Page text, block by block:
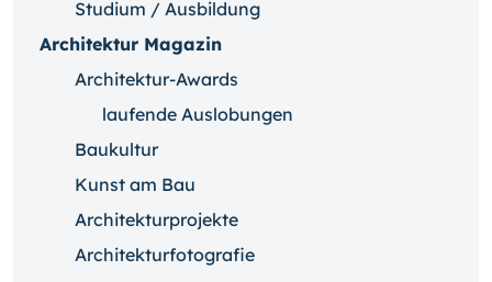
Studium / Ausbildung
Architektur Magazin
Architektur-Awards
laufende Auslobungen
Baukultur
Kunst am Bau
Architekturprojekte
Architekturfotografie